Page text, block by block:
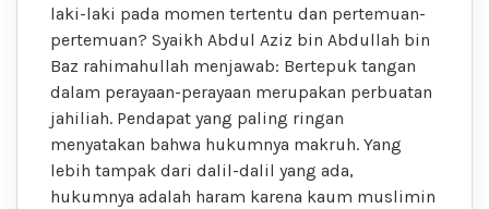
laki-laki pada momen tertentu dan pertemuan-
pertemuan? Syaikh Abdul Aziz bin Abdullah bin
Baz rahimahullah menjawab: Bertepuk tangan
dalam perayaan-perayaan merupakan perbuatan
jahiliah. Pendapat yang paling ringan
menyatakan bahwa hukumnya makruh. Yang
lebih tampak dari dalil-dalil yang ada,
hukumnya adalah haram karena kaum muslimin